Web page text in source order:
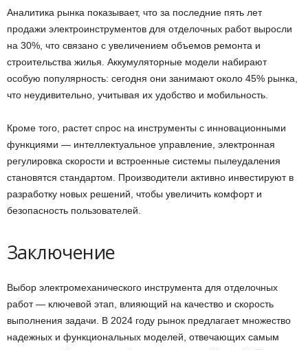
Аналитика рынка показывает, что за последние пять лет
продажи электроинструментов для отделочных работ выросли
на 30%, что связано с увеличением объемов ремонта и
строительства жилья. Аккумуляторные модели набирают
особую популярность: сегодня они занимают около 45% рынка,
что неудивительно, учитывая их удобство и мобильность.
Кроме того, растет спрос на инструменты с инновационными
функциями — интеллектуальное управление, электронная
регулировка скорости и встроенные системы пылеудаления
становятся стандартом. Производители активно инвестируют в
разработку новых решений, чтобы увеличить комфорт и
безопасность пользователей.
Заключение
Выбор электромеханического инструмента для отделочных
работ — ключевой этап, влияющий на качество и скорость
выполнения задачи. В 2024 году рынок предлагает множество
надежных и функциональных моделей, отвечающих самым